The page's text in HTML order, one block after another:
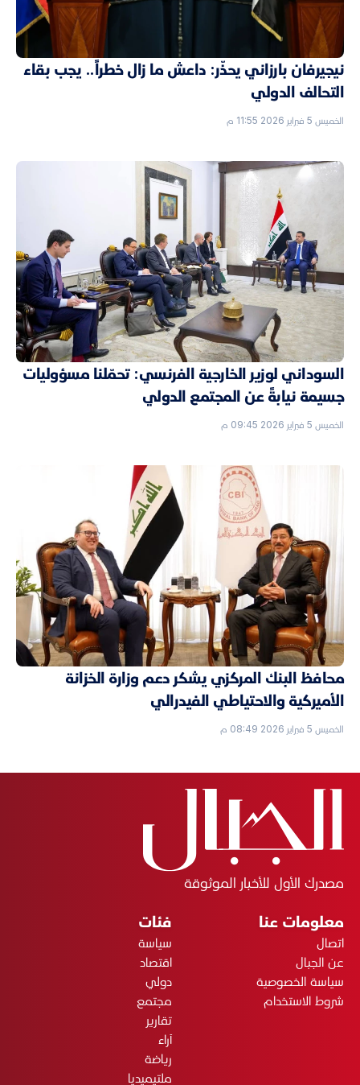
نيجيرفان بارزاني يحذّر: داعش ما زال خطراً.. يجب بقاء
التحالف الدولي
الخميس 5 فبراير 2026 11:55 م
السوداني لوزير الخارجية الفرنسي: تحمّلنا مسؤوليات
جسيمة نيابةً عن المجتمع الدولي
الخميس 5 فبراير 2026 09:45 م
محافظ البنك المركزي يشكر دعم وزارة الخزانة
الأميركية والاحتياطي الفيدرالي
الخميس 5 فبراير 2026 08:49 م
مصدرك الأول للأخبار الموثوقة
معلومات عنا
اتصال
عن الجبال
سياسة الخصوصية
شروط الاستخدام
فئات
سياسة
اقتصاد
دولي
مجتمع
تقارير
آراء
رياضة
ملتيميديا